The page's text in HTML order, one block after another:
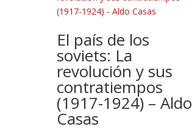
El país de los
soviets: La
revolución y sus
contratiempos
(1917-1924) – Aldo
Casas